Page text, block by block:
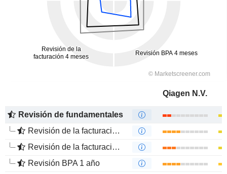
Qiagen N.V.
Revisión de fundamentales
Revisión de la facturación 1 año
Revisión de la facturación 4 meses
Revisión BPA 1 año